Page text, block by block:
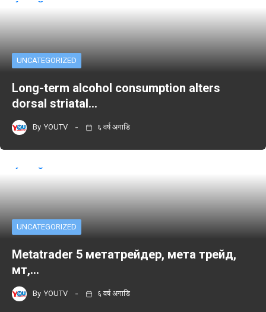
UNCATEGORIZED
Long-term alcohol consumption alters
dorsal striatal…
By YOUTV ६ वर्ष अगाडि
UNCATEGORIZED
Metatrader 5 метатрейдер, мета трейд,
мт,…
By YOUTV ६ वर्ष अगाडि